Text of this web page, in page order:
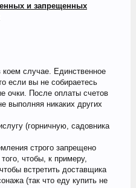
и запрещенных
случае. Единственное
если вы не собираетесь
очки. После оплаты счетов
выполняя никаких других
(горничную, садовника
строго запрещено
чтобы, к примеру,
встретить доставщика
(так что еду купить не